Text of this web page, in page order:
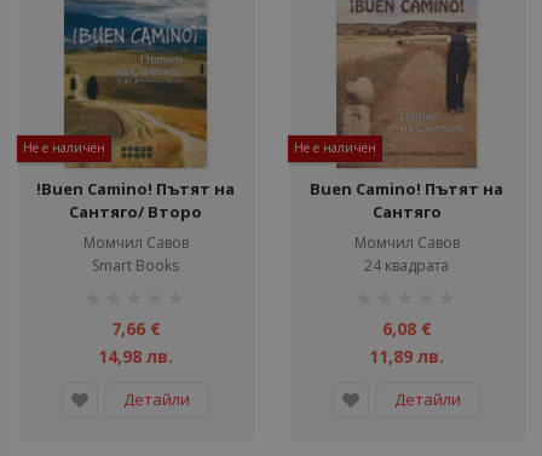
Не е наличен
!Buen Camino! Пътят на
Сантяго/ Второ
допълнено издание
Момчил Савов
Smart Books
7,66 €
14,98 лв.
Детайли
Не е наличен
Buen Camino! Пътят на
Сантяго
Момчил Савов
24 квадрата
6,08 €
11,89 лв.
Детайли